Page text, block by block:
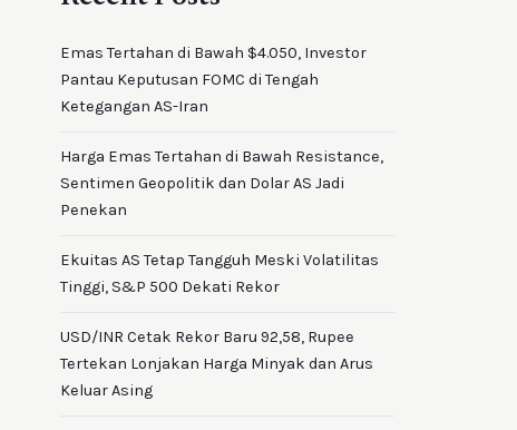
Emas Tertahan di Bawah $4.050, Investor
Pantau Keputusan FOMC di Tengah
Ketegangan AS-Iran
Harga Emas Tertahan di Bawah Resistance,
Sentimen Geopolitik dan Dolar AS Jadi
Penekan
Ekuitas AS Tetap Tangguh Meski Volatilitas
Tinggi, S&P 500 Dekati Rekor
USD/INR Cetak Rekor Baru 92,58, Rupee
Tertekan Lonjakan Harga Minyak dan Arus
Keluar Asing